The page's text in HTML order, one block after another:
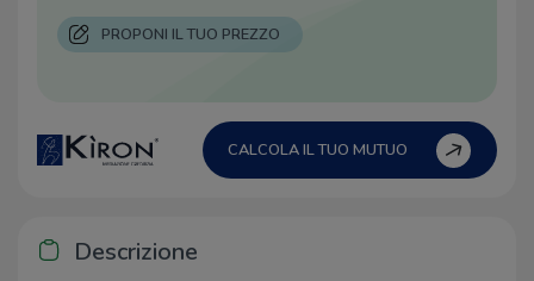
PROPONI IL TUO PREZZO
CALCOLA IL TUO MUTUO
Descrizione